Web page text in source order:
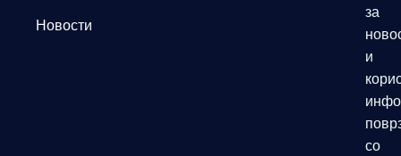
Новости
за
и
со